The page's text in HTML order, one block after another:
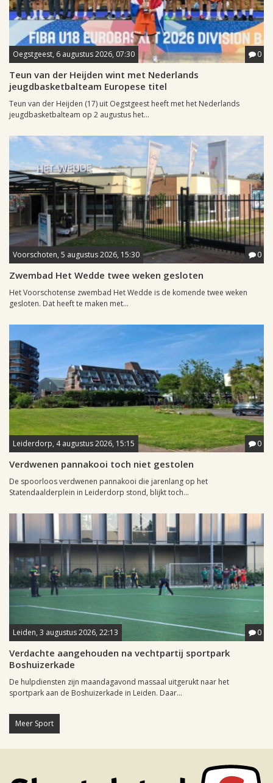
Oegstgeest, 6 augustus 2026, 07:30 0
Teun van der Heijden wint met Nederlands
jeugdbasketbalteam Europese titel
Teun van der Heijden (17) uit Oegstgeest heeft met het Nederlands
jeugdbasketbalteam op 2 augustus het...
Voorschoten, 5 augustus 2026, 15:30 0
Zwembad Het Wedde twee weken gesloten
Het Voorschotense zwembad Het Wedde is de komende twee weken
gesloten. Dat heeft te maken met...
Leiderdorp, 4 augustus 2026, 15:15 0
Verdwenen pannakooi toch niet gestolen
De spoorloos verdwenen pannakooi die jarenlang op het
Statendaalderplein in Leiderdorp stond, blijkt toch...
Leiden, 3 augustus 2026, 22:13 0
Verdachte aangehouden na vechtpartij sportpark
Boshuizerkade
De hulpdiensten zijn maandagavond massaal uitgerukt naar het
sportpark aan de Boshuizerkade in Leiden. Daar...
Meer Sport